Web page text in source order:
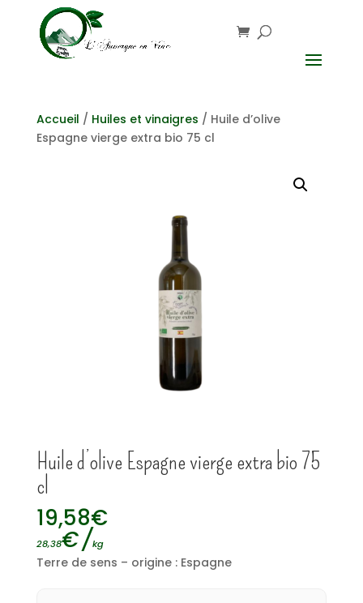
Accueil / Huiles et vinaigres / Huile d’olive
Espagne vierge extra bio 75 cl
Huile d’olive Espagne vierge extra bio 75
cl
19,58€
28,38€/kg
Terre de sens – origine : Espagne